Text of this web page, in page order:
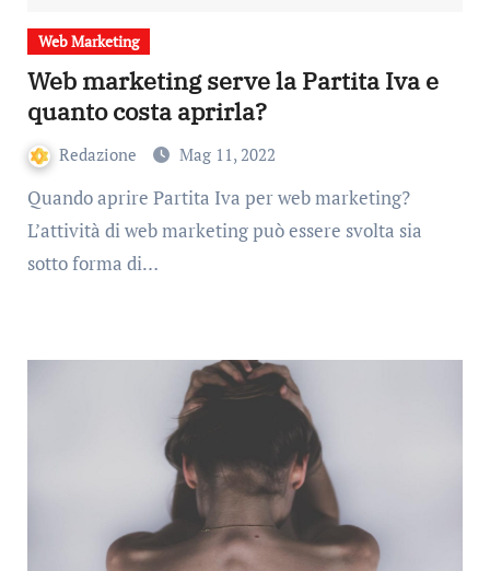
Web Marketing
Web marketing serve la Partita Iva e
quanto costa aprirla?
Redazione Mag 11, 2022
Quando aprire Partita Iva per web marketing?
L’attività di web marketing può essere svolta sia
sotto forma di…